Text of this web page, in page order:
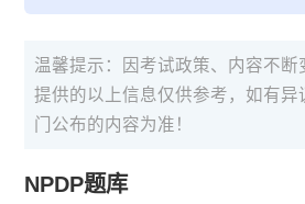
温馨提示：因考试政策、内容不断
提供的以上信息仅供参考，如有异
门公布的内容为准！
NPDP题库